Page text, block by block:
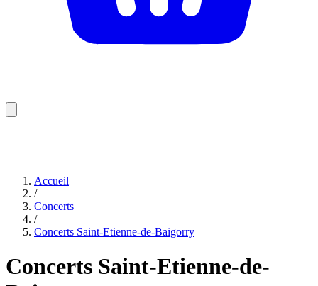
Accueil
/
Concerts
/
Concerts Saint-Etienne-de-Baigorry
Concerts Saint-Etienne-de-